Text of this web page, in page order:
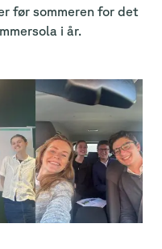
før sommeren for det
i år.